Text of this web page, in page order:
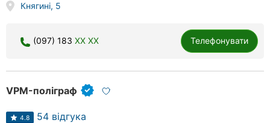
Княгині, 5
(097) 183 XX XX Телефонувати
VPM-поліграф
4.8 54 відгука